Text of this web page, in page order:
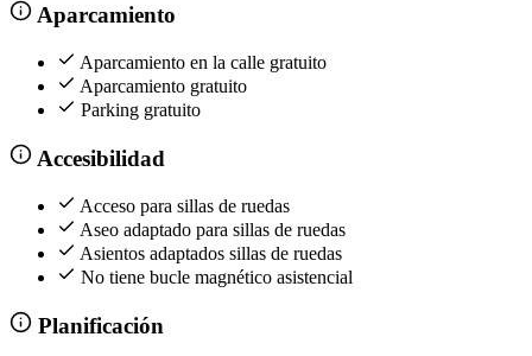
Aparcamiento
Aparcamiento en la calle gratuito
Aparcamiento gratuito
Parking gratuito
Accesibilidad
Acceso para sillas de ruedas
Aseo adaptado para sillas de ruedas
Asientos adaptados sillas de ruedas
No tiene bucle magnético asistencial
Planificación